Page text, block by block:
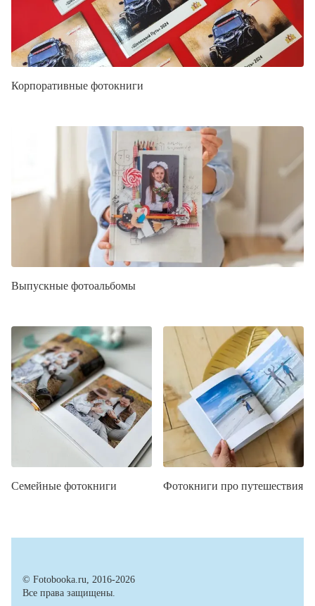
Корпоративные фотокниги
Выпускные фотоальбомы
Семейные фотокниги Фотокниги про путешествия
© Fotobooka.ru, 2016-2026
Все права защищены.